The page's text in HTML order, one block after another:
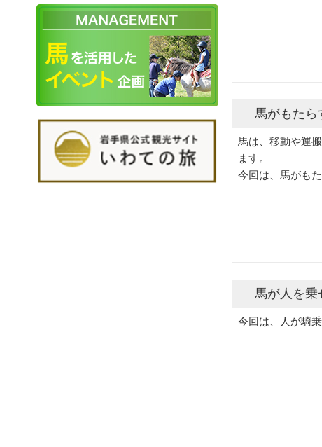
馬がもたら
馬は、移動や運
ます。
今回は、馬がも
馬が人を
今回は、人が騎